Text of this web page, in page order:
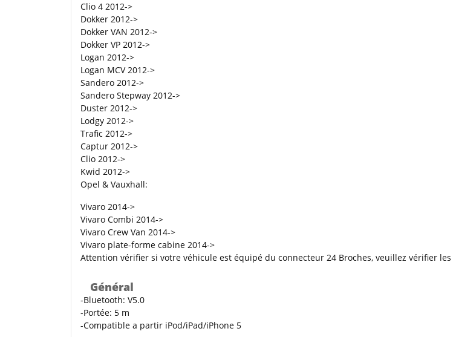
Clio 4 2012->
Dokker 2012->
Dokker VAN 2012->
Dokker VP 2012->
Logan 2012->
Logan MCV 2012->
Sandero 2012->
Sandero Stepway 2012->
Duster 2012->
Lodgy 2012->
Trafic 2012->
Captur 2012->
Clio 2012->
Kwid 2012->
Opel & Vauxhall:
Vivaro 2014->
Vivaro Combi 2014->
Vivaro Crew Van 2014->
Vivaro plate-forme cabine 2014->
Attention vérifier si votre véhicule est équipé du connecteur 24 Broches, veuillez vérifier
Général
-Bluetooth: V5.0
-Portée: 5 m
-Compatible a partir iPod/iPad/iPhone 5